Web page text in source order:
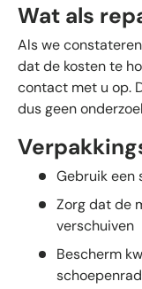
Wat als
Als we
dat de kosten te
contact met u op.
dus geen
Gebruik een
Zorg dat de
verschuiven
Bescherm